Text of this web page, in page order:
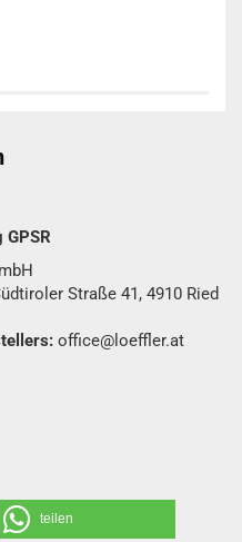
Straße 41, 4910 Ried
office@loeffler.at
teilen